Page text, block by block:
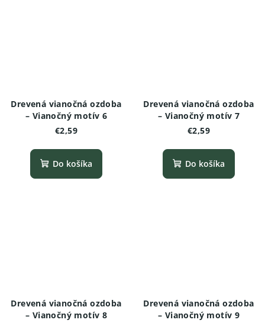
Drevená vianočná ozdoba
– Vianočný motív 6
€2,59
Do košíka
Drevená vianočná ozdoba
– Vianočný motív 7
€2,59
Do košíka
Drevená vianočná ozdoba
– Vianočný motív 8
Drevená vianočná ozdoba
– Vianočný motív 9